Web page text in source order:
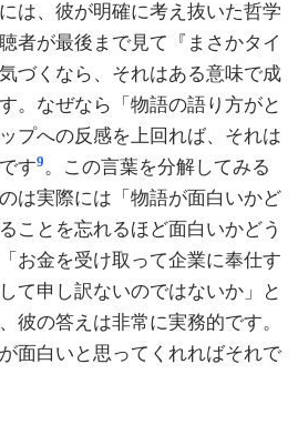
は、彼が明確に考え抜いた哲学
者が最後まで見て『まさかタイ
づくなら、それはある意味で成
。なぜなら「物語の語り方がと
プへの反感を上回れば、それは
す9。この言葉を分解してみる
は実際には「物語が面白いかど
ことを忘れるほど面白いかどう
お金を受け取って企業に奉仕す
て申し訳ないのではないか」と
彼の答えは非常に実務的です。
面白いと思ってくれればそれで